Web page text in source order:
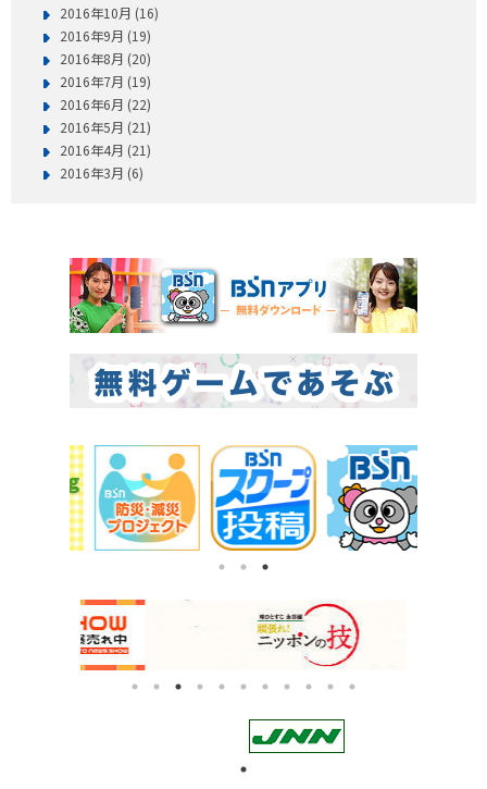
2016年10月 (16)
2016年9月 (19)
2016年8月 (20)
2016年7月 (19)
2016年6月 (22)
2016年5月 (21)
2016年4月 (21)
2016年3月 (6)